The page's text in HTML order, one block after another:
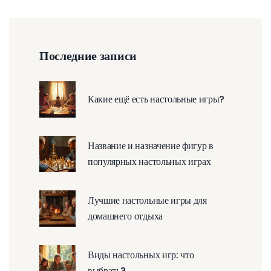
Последние записи
Какие ещё есть настольные игры?
Название и назначение фигур в
популярных настольных играх
Лучшие настольные игры для
домашнего отдыха
Виды настольных игр: что